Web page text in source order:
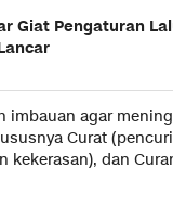
Giat Pengaturan
agar
Curat
kekerasan), dan